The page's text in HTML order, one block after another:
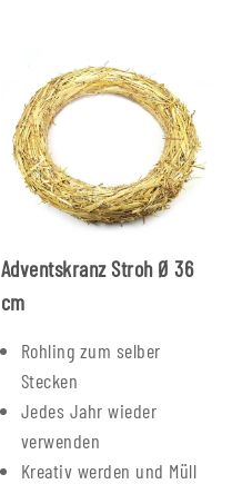
Adventskranz Stroh Ø 36
cm
Rohling zum selber
Stecken
Jedes Jahr wieder
verwenden
Kreativ werden und Müll